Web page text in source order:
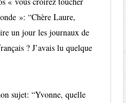
»: “Chère Laure,
un jour les journaux de
? J’avais lu quelque
sujet: “Yvonne, quelle